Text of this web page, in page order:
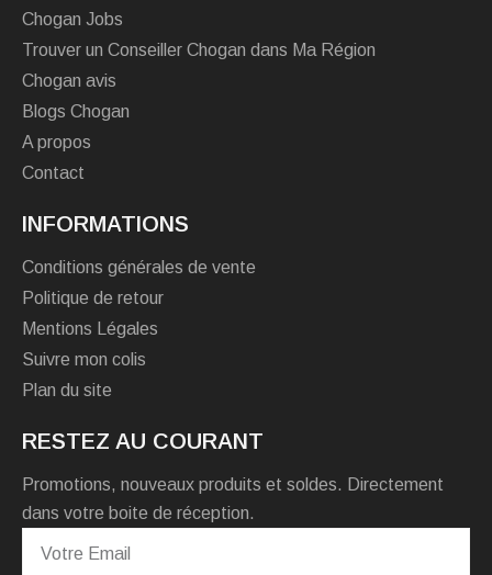
Chogan Jobs
Trouver un Conseiller Chogan dans Ma Région
Chogan avis
Blogs Chogan
A propos
Contact
INFORMATIONS
Conditions générales de vente
Politique de retour
Mentions Légales
Suivre mon colis
Plan du site
RESTEZ AU COURANT
Promotions, nouveaux produits et soldes. Directement
dans votre boite de réception.